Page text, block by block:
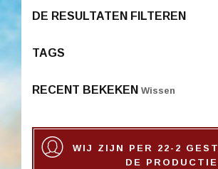
DE RESULTATEN FILTEREN
TAGS
RECENT BEKEKEN Wissen
WIJ ZIJN PER 22-2
DE